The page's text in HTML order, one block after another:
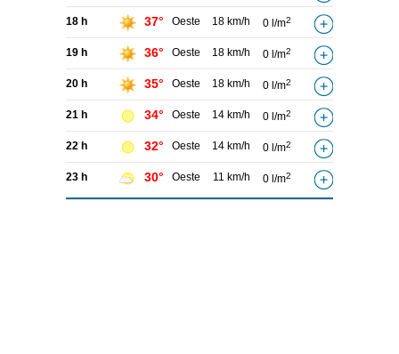
18 h 37° Oeste 18 km/h 0 l/m2
19 h 36° Oeste 18 km/h 0 l/m2
20 h 35° Oeste 18 km/h 0 l/m2
21 h 34° Oeste 14 km/h 0 l/m2
22 h 32° Oeste 14 km/h 0 l/m2
23 h 30° Oeste 11 km/h 0 l/m2